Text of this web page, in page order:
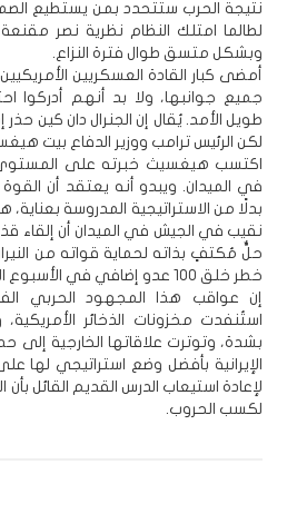
نتيجة الحرب ستتحدد بمن يستطيع
لطالما امتلك النظام نظرية نصر
وبشكل متسق طوال فترة النزاع.
أمضى كبار القادة العسكريين
جميع جوانبها، ولا بد أنهم أدركوا
طويل الأمد. يُقال إن الجنرال دان كين
لكن الرئيس ترامب ووزير الدفاع بيت
اكتسب هيغسيث خبرته على
في الميدان. ويبدو أنه يعتقد أن القوة
بدلًا من الاستراتيجية المدروسة
حلٌّ مُكتفٍ بذاته لحماية قواته من
خطر خلق 100 عدو إضافي في الأسبوع التالي.
إن عواقب هذا المجهود الحربي
استُنفدت مخزونات الذخائر
بشدة، وتوترت علاقاتها الخارجية إلى حد
الإيرانية بأفضل وضع استراتيجي لها
لإعادة استيعاب الدرس القديم القائل
لكسب الحروب.